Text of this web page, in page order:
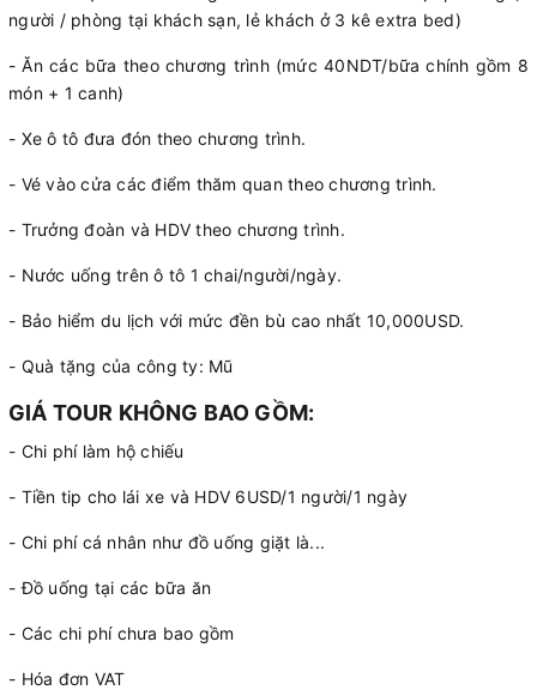
người / phòng tại khách sạn, lẻ khách ở 3 kê extra bed)
- Ăn các bữa theo chương trình (mức 40NDT/bữa chính gồm 8
món + 1 canh)
- Xe ô tô đưa đón theo chương trình.
- Vé vào cửa các điểm thăm quan theo chương trình.
- Trưởng đoàn và HDV theo chương trình.
- Nước uống trên ô tô 1 chai/người/ngày.
- Bảo hiểm du lịch với mức đền bù cao nhất 10,000USD.
- Quà tặng của công ty: Mũ
GIÁ TOUR KHÔNG BAO GỒM:
- Chi phí làm hộ chiếu
- Tiền tip cho lái xe và HDV 6USD/1 người/1 ngày
- Chi phí cá nhân như đồ uống giặt là...
- Đồ uống tại các bữa ăn
- Các chi phí chưa bao gồm
- Hóa đơn VAT